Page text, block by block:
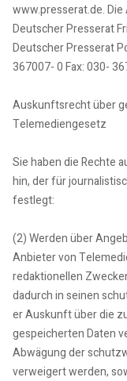
www.presserat.de.
Deutscher Presserat
Deutscher Presserat
367007- 0 Fax: 030-
Auskunftsrecht über
Telemediengesetz
Sie haben die Rechte
hin, der für
festlegt:
(2) Werden über
Anbieter von
redaktionellen
dadurch in seinen
er Auskunft über die
gespeicherten Daten
Abwägung der
verweigert werden,